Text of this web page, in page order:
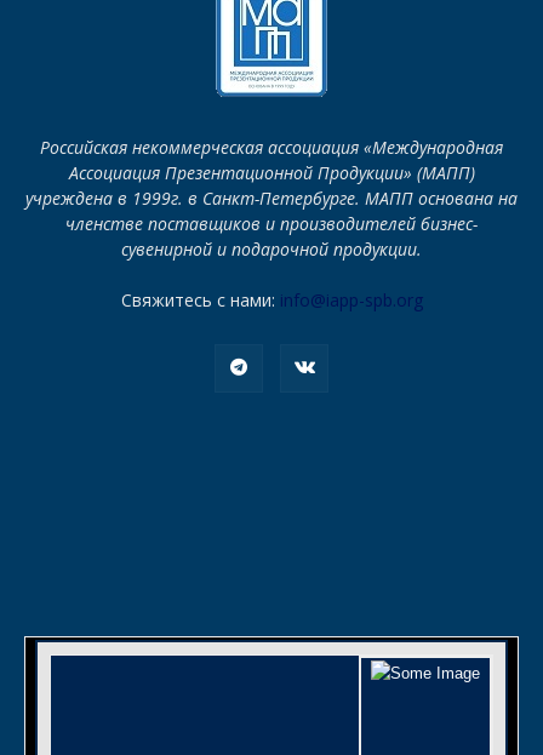
Российская некоммерческая ассоциация «Международная
Ассоциация Презентационной Продукции» (МАПП)
учреждена в 1999г. в Санкт-Петербурге. МАПП основана на
членстве поставщиков и производителей бизнес-
сувенирной и подарочной продукции.
Свяжитесь с нами: info@iapp-spb.org